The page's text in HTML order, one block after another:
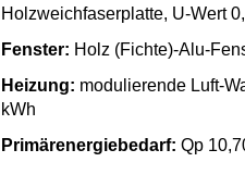
Holzweichfaserplatte, U-Wert
Fenster: Holz (Fichte)-Alu-
Heizung: modulierende Luft-
kWh
Primärenergiebedarf: Qp